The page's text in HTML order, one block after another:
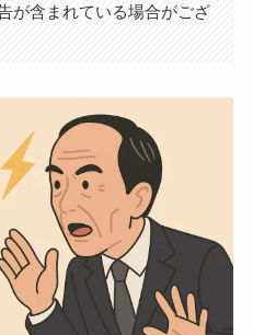
が含まれている場合がござ